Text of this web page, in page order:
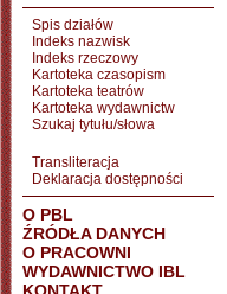
Spis działów
Indeks nazwisk
Indeks rzeczowy
Kartoteka czasopism
Kartoteka teatrów
Kartoteka wydawnictw
Szukaj tytułu/słowa
Transliteracja
Deklaracja dostępności
O PBL
ŹRÓDŁA DANYCH
O PRACOWNI
WYDAWNICTWO IBL